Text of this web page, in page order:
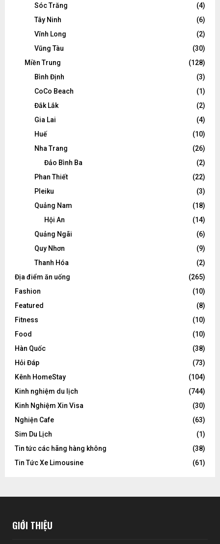
Sóc Trăng
(4)
Tây Ninh
(6)
Vĩnh Long
(2)
Vũng Tàu
(30)
Miền Trung
(128)
Bình Định
(3)
CoCo Beach
(1)
Đắk Lắk
(2)
Gia Lai
(4)
Huế
(10)
Nha Trang
(26)
Đảo Bình Ba
(2)
Phan Thiết
(22)
Pleiku
(3)
Quảng Nam
(18)
Hội An
(14)
Quảng Ngãi
(6)
Quy Nhơn
(9)
Thanh Hóa
(2)
Địa điểm ăn uống
(265)
Fashion
(10)
Featured
(8)
Fitness
(10)
Food
(10)
Hàn Quốc
(38)
Hỏi Đáp
(73)
Kênh HomeStay
(104)
Kinh nghiệm du lịch
(744)
Kinh Nghiệm Xin Visa
(30)
Nghiện Cafe
(63)
Sim Du Lịch
(1)
Tin tức các hãng hàng không
(38)
Tin Tức Xe Limousine
(61)
GIỚI THIỆU